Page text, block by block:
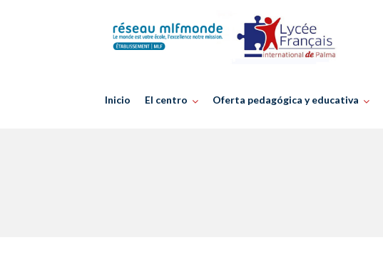
Inicio El centro Oferta pedagógica y educativa